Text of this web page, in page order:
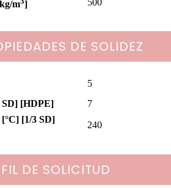
m ] 500
DE SOLIDEZ
5
SD] [HDPE]
7
[1/3 SD]
240
DE SOLICITUD